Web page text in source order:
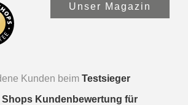
Unser Magazin
Kunden beim Testsieger
Shops Kundenbewertung für